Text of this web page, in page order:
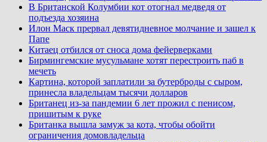
В Британской Колумбии кот отогнал медведя от
подъезда хозяина
Илон Маск прервал девятидневное молчание и зашел к
Папе
Китаец отбился от сноса дома фейерверками
Бирмингемские мусульмане хотят перестроить паб в
мечеть
Картина, которой заплатили за бутерброды с сыром,
принесла владельцам тысячи долларов
Британец из-за пандемии 6 лет прожил с пенисом,
пришитым к руке
Британка вышла замуж за кота, чтобы обойти
ограничения домовладельца